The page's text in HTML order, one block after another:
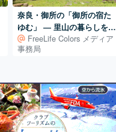
奈良・御所の「御所の宿た
ゆむ」 ― 里山の暮らしを体
験する古民家宿
FreeLife Colors メディア
事務局